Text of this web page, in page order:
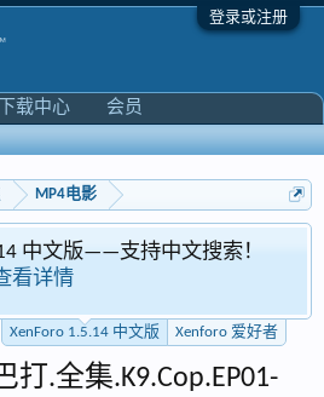
登录或注册
MP4电影
中文版——支持中文搜索！
看详情
XenForo 1.5.14 中文版 Xenforo 爱好者
打.全集.K9.Cop.EP01-
下载中心 会员